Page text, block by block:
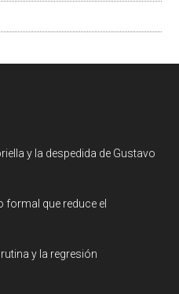
y la despedida de Gustavo
que reduce el
y la regresión